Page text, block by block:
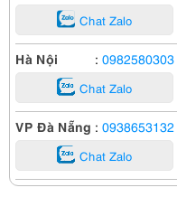
Chat Zalo
Hà Nội : 0982580303
Chat Zalo
VP Đà Nẵng : 0938653132
Chat Zalo